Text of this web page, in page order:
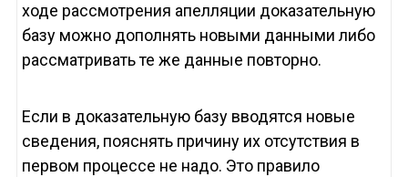
ходе рассмотрения апелляции доказательную
базу можно дополнять новыми данными либо
рассматривать те же данные повторно.
Если в доказательную базу вводятся новые
сведения, пояснять причину их отсутствия в
первом процессе не надо. Это правило